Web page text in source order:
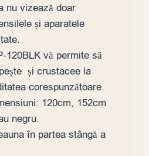
nu vizează doar
și aparatele
120BLK vă permite să
și crustacee la
corespunzătoare.
120cm, 152cm
negru.
în partea stângă a